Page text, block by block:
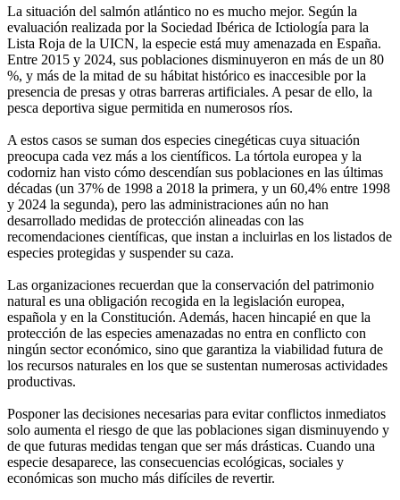
La situación del salmón atlántico no es mucho mejor. Según la
evaluación realizada por la Sociedad Ibérica de Ictiología para la
Lista Roja de la UICN, la especie está muy amenazada en España.
Entre 2015 y 2024, sus poblaciones disminuyeron en más de un 80
%, y más de la mitad de su hábitat histórico es inaccesible por la
presencia de presas y otras barreras artificiales. A pesar de ello, la
pesca deportiva sigue permitida en numerosos ríos.
A estos casos se suman dos especies cinegéticas cuya situación
preocupa cada vez más a los científicos. La tórtola europea y la
codorniz han visto cómo descendían sus poblaciones en las últimas
décadas (un 37% de 1998 a 2018 la primera, y un 60,4% entre 1998
y 2024 la segunda), pero las administraciones aún no han
desarrollado medidas de protección alineadas con las
recomendaciones científicas, que instan a incluirlas en los listados de
especies protegidas y suspender su caza.
Las organizaciones recuerdan que la conservación del patrimonio
natural es una obligación recogida en la legislación europea,
española y en la Constitución. Además, hacen hincapié en que la
protección de las especies amenazadas no entra en conflicto con
ningún sector económico, sino que garantiza la viabilidad futura de
los recursos naturales en los que se sustentan numerosas actividades
productivas.
Posponer las decisiones necesarias para evitar conflictos inmediatos
solo aumenta el riesgo de que las poblaciones sigan disminuyendo y
de que futuras medidas tengan que ser más drásticas. Cuando una
especie desaparece, las consecuencias ecológicas, sociales y
económicas son mucho más difíciles de revertir.